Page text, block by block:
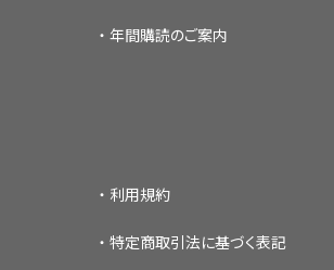
年間購読のご案内
利用規約
特定商取引法に基づく表記